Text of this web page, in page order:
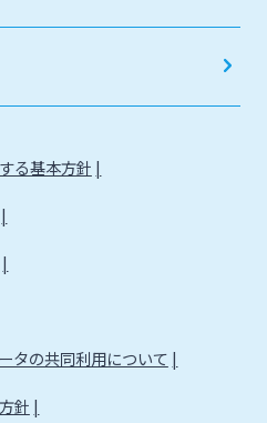
る基本方針
タの共同利用について
針